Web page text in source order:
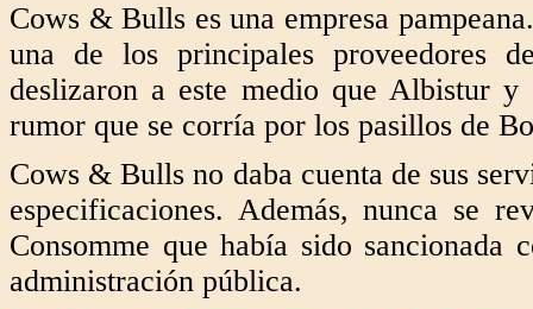
Cows & Bulls es una empresa
una de los principales proveedores
deslizaron a este medio que Albistur
rumor que se corría por los pasillos de
Cows & Bulls no daba cuenta de sus
especificaciones. Además, nunca se
Consomme que había sido
administración pública.